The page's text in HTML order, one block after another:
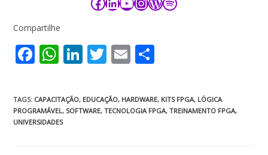
Compartilhe
F
e
b
o
W
at
s
A
Li
k
e
T
itt
er
E
ai
l
ar
e
TAGS: CAPACITAÇÃO, EDUCAÇÃO, HARDWARE, KITS FPGA, LÓGICA
PROGRAMÁVEL, SOFTWARE, TECNOLOGIA FPGA, TREINAMENTO FPGA,
UNIVERSIDADES